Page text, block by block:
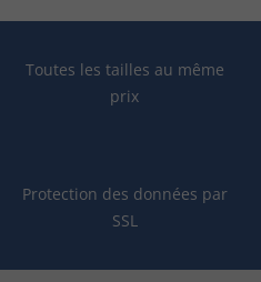
Toutes les tailles au même
prix
Protection des données par
SSL